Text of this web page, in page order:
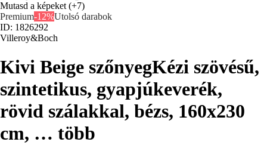
Mutasd a képeket (+7)
Premium-12%Utolsó darabok
ID: 1826292
Villeroy&Boch
Kivi Beige szőnyegKézi szövésű,
szintetikus, gyapjúkeverék,
rövid szálakkal, bézs, 160x230
cm, … több